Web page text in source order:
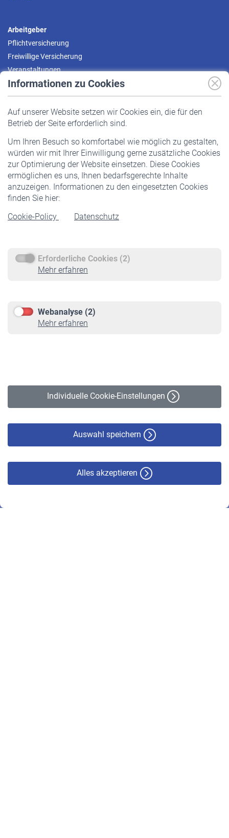
Informationen zu Cookies
Auf unserer Website setzen wir Cookies ein, die für den
Betrieb der Seite erforderlich sind.
Um Ihren Besuch so komfortabel wie möglich zu gestalten,
würden wir mit Ihrer Einwilligung gerne zusätzliche Cookies
zur Optimierung der Website einsetzen. Diese Cookies
ermöglichen es uns, Ihnen bedarfsgerechte Inhalte
anzuzeigen. Informationen zu den eingesetzten Cookies
finden Sie hier:
Cookie-Policy
Datenschutz
Erforderliche Cookies (2)
Mehr erfahren
Webanalyse (2)
Mehr erfahren
Individuelle Cookie-Einstellungen
Auswahl speichern
Alles akzeptieren
Arbeitgeber
Pflichtversicherung
Freiwillige Versicherung
Veranstaltungen
Pflichtversicherung
Staatliche Förderung
Veranstaltungen
Rentner
Rentenbeginn
Rente beantragen
Service
Informationen
Online-Rechner
VBLnewsletter
Erklärung zur Barrierefreiheit
© VBL 2026